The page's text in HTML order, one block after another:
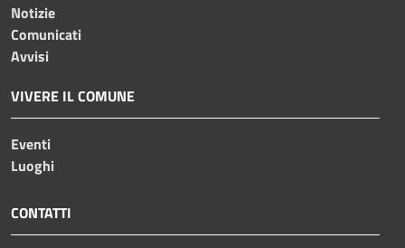
Notizie
Comunicati
Avvisi
VIVERE IL COMUNE
Eventi
Luoghi
CONTATTI